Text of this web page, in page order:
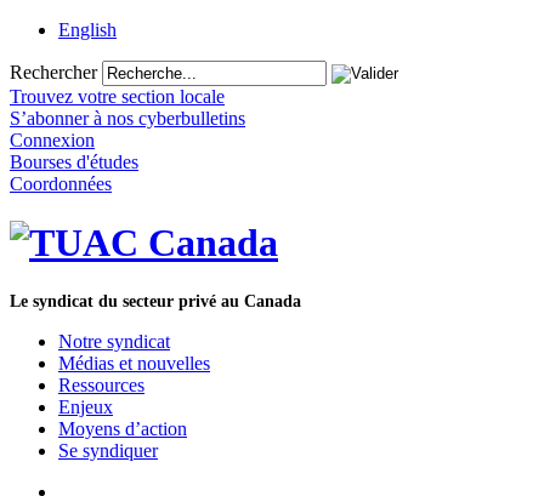
English
Rechercher
Trouvez votre section locale
S’abonner à nos cyberbulletins
Connexion
Bourses d'études
Coordonnées
Le syndicat du secteur privé au Canada
Notre syndicat
Médias et nouvelles
Ressources
Enjeux
Moyens d’action
Se syndiquer